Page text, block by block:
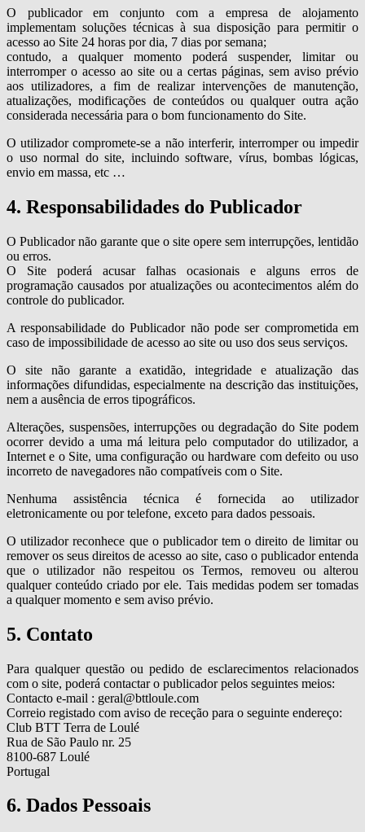
O publicador em conjunto com a empresa de alojamento
implementam soluções técnicas à sua disposição para permitir o
acesso ao Site 24 horas por dia, 7 dias por semana;
contudo, a qualquer momento poderá suspender, limitar ou
interromper o acesso ao site ou a certas páginas, sem aviso prévio
aos utilizadores, a fim de realizar intervenções de manutenção,
atualizações, modificações de conteúdos ou qualquer outra ação
considerada necessária para o bom funcionamento do Site.
O utilizador compromete-se a não interferir, interromper ou impedir
o uso normal do site, incluindo software, vírus, bombas lógicas,
envio em massa, etc …
4. Responsabilidades do Publicador
O Publicador não garante que o site opere sem interrupções, lentidão
ou erros.
O Site poderá acusar falhas ocasionais e alguns erros de
programação causados por atualizações ou acontecimentos além do
controle do publicador.
A responsabilidade do Publicador não pode ser comprometida em
caso de impossibilidade de acesso ao site ou uso dos seus serviços.
O site não garante a exatidão, integridade e atualização das
informações difundidas, especialmente na descrição das instituições,
nem a ausência de erros tipográficos.
Alterações, suspensões, interrupções ou degradação do Site podem
ocorrer devido a uma má leitura pelo computador do utilizador, a
Internet e o Site, uma configuração ou hardware com defeito ou uso
incorreto de navegadores não compatíveis com o Site.
Nenhuma assistência técnica é fornecida ao utilizador
eletronicamente ou por telefone, exceto para dados pessoais.
O utilizador reconhece que o publicador tem o direito de limitar ou
remover os seus direitos de acesso ao site, caso o publicador entenda
que o utilizador não respeitou os Termos, removeu ou alterou
qualquer conteúdo criado por ele. Tais medidas podem ser tomadas
a qualquer momento e sem aviso prévio.
5. Contato
Para qualquer questão ou pedido de esclarecimentos relacionados
com o site, poderá contactar o publicador pelos seguintes meios:
Contacto e-mail : geral@bttloule.com
Correio registado com aviso de receção para o seguinte endereço:
Club BTT Terra de Loulé
Rua de São Paulo nr. 25
8100-687 Loulé
Portugal
6. Dados Pessoais